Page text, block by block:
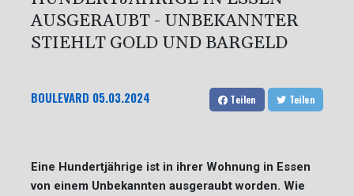
AUSGERAUBT - UNBEKANNTER
STIEHLT GOLD UND BARGELD
BOULEVARD 05.03.2024 Teilen Teilen
Eine Hundertjährige ist in ihrer Wohnung in Essen
von einem Unbekannten ausgeraubt worden. Wie